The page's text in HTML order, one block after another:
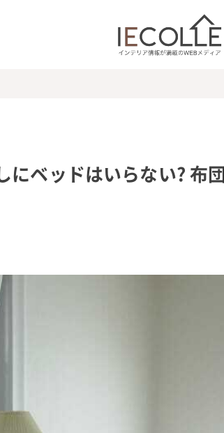
にベッドはいらない? 布